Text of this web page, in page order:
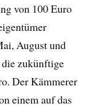
von 100 Euro
August und
zukünftige
Der Kämmerer
einem auf das